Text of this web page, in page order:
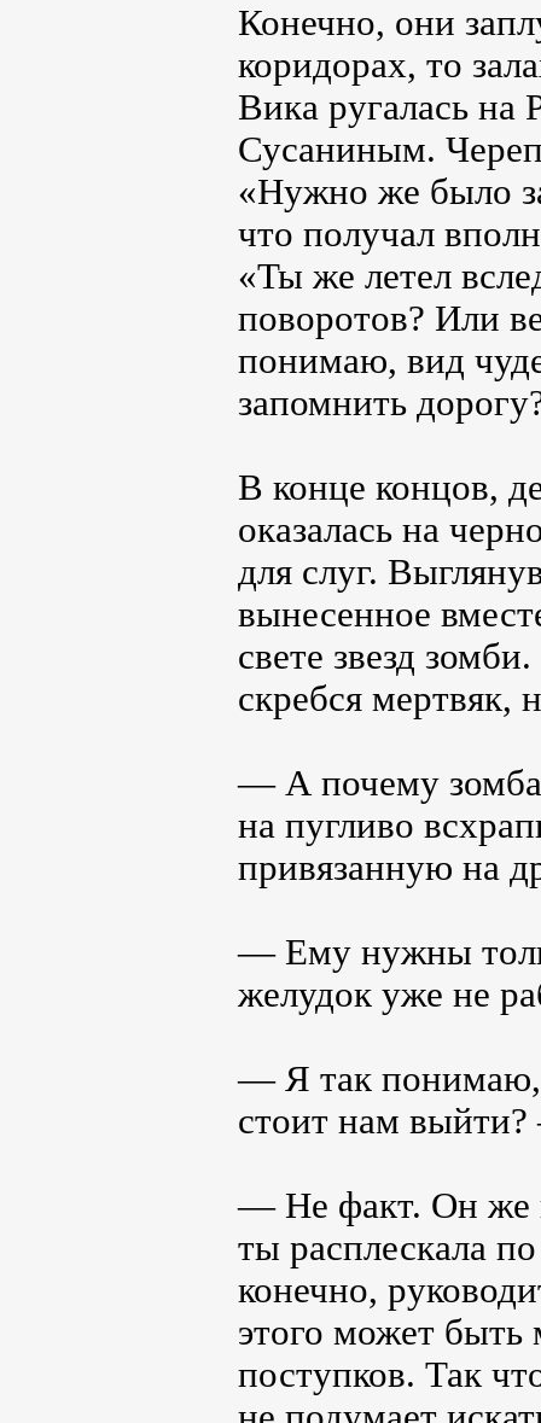
Конечно, они
коридорах, то
Вика ругалась на
Сусаниным.
«Нужно же было
что получал
«Ты же летел
поворотов? Или
понимаю, вид
запомнить
В конце концов,
оказалась на
для слуг.
вынесенное
свете звезд
скребся мертвяк,
— А почему
на пугливо
привязанную на
— Ему нужны
желудок уже не
— Я так понимаю,
стоит нам
— Не факт. Он же
ты расплескала
конечно,
этого может
поступков. Так